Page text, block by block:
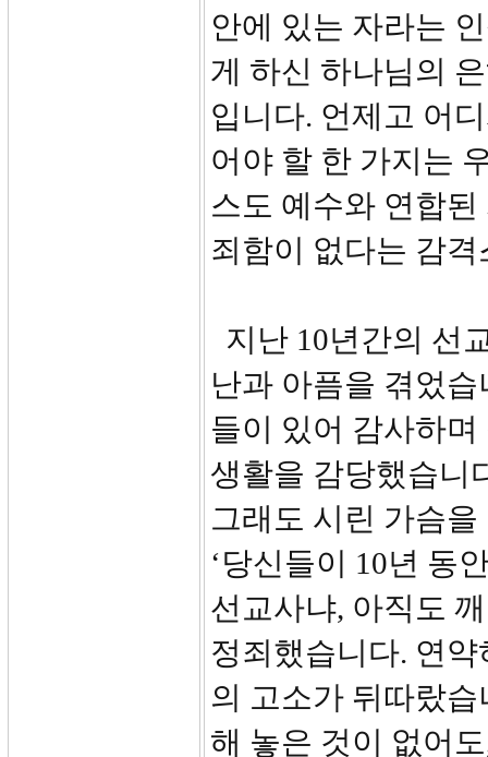
안에 있는 자라는
게 하신 하나님의
입니다. 언제고 어
어야 할 한 가지는
스도 예수와 연합
죄함이 없다는 감
지난 10년간의 선
난과 아픔을 겪었
들이 있어 감사하
생활을 감당했습니
그래도 시린 가슴
‘당신들이 10년 동
선교사냐, 아직도
정죄했습니다. 연
의 고소가 뒤따랐
해 놓은 것이 없어